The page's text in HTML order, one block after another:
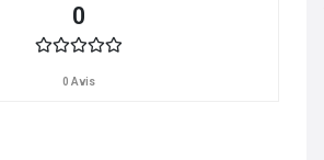
0
0 Avis